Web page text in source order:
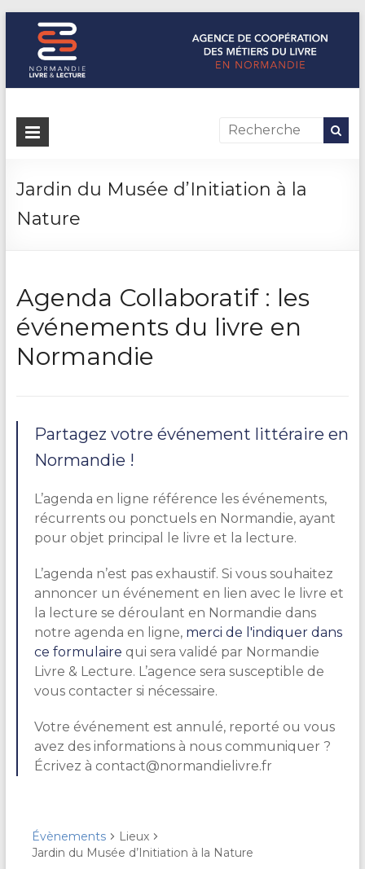
Normandie Livre & Lecture
L'agence de coopération des métiers du livre en Normandie
Jardin du Musée d’Initiation à la
Nature
Agenda Collaboratif : les
événements du livre en
Normandie
Partagez votre événement littéraire en
Normandie !
L’agenda en ligne référence les événements,
récurrents ou ponctuels en Normandie, ayant
pour objet principal le livre et la lecture.
L’agenda n’est pas exhaustif. Si vous souhaitez
annoncer un événement en lien avec le livre et
la lecture se déroulant en Normandie dans
notre agenda en ligne, merci de l'indiquer dans
ce formulaire qui sera validé par Normandie
Livre & Lecture. L’agence sera susceptible de
vous contacter si nécessaire.
Votre événement est annulé, reporté ou vous
avez des informations à nous communiquer ?
Écrivez à contact@normandielivre.fr
Évènements
Lieux
Jardin du Musée d’Initiation à la Nature